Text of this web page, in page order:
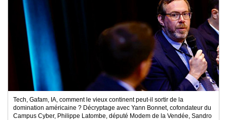
Tech, Gafam, IA, comment le vieux continent peut-il sortir de la
domination américaine ? Décryptage avec Yann Bonnet, cofondateur du
Campus Cyber, Philippe Latombe, député Modem de la Vendée, Sandro